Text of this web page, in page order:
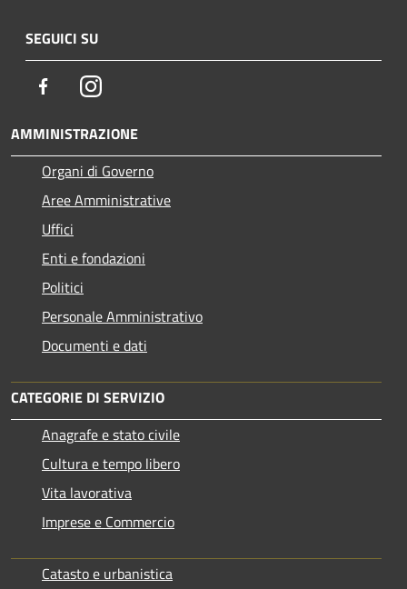
SEGUICI SU
FacebookInstagram
AMMINISTRAZIONE
Organi di Governo
Aree Amministrative
Uffici
Enti e fondazioni
Politici
Personale Amministrativo
Documenti e dati
CATEGORIE DI SERVIZIO
Anagrafe e stato civile
Cultura e tempo libero
Vita lavorativa
Imprese e Commercio
Catasto e urbanistica